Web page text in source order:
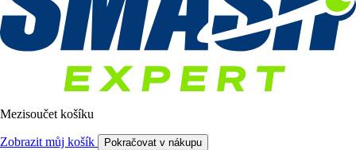
Mezisoučet košíku
Zobrazit můj košík Pokračovat v nákupu